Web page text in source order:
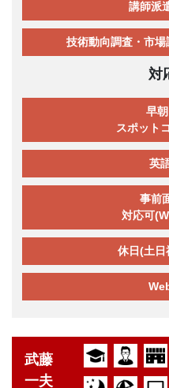
講師派
技術動向調査・市
対
早
スポット
英
事前
対応可
休日(土日
武藤
一夫